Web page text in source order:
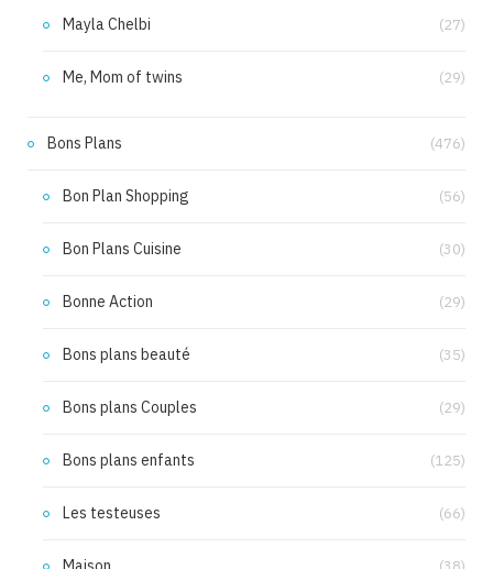
Mayla Chelbi (27)
Me, Mom of twins (29)
Bons Plans (476)
Bon Plan Shopping (56)
Bon Plans Cuisine (30)
Bonne Action (29)
Bons plans beauté (35)
Bons plans Couples (29)
Bons plans enfants (125)
Les testeuses (66)